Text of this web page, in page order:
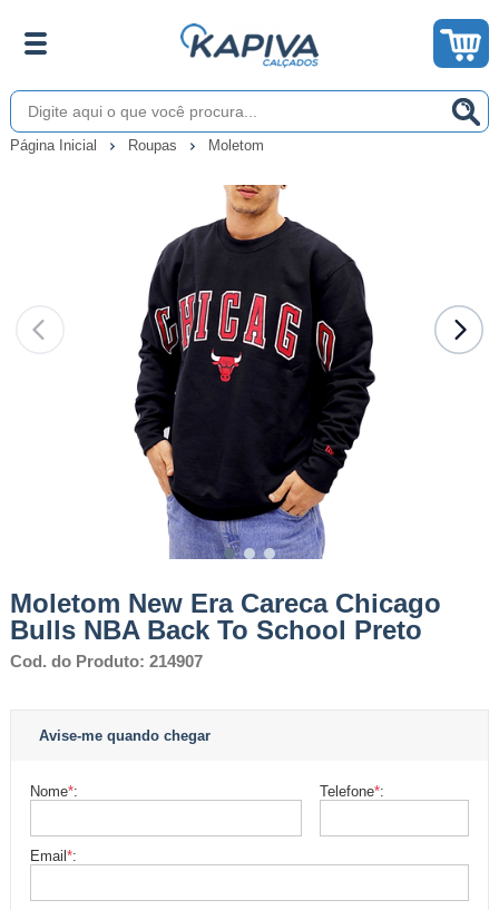
Página Inicial Roupas Moletom
Moletom New Era Careca Chicago
Bulls NBA Back To School Preto
Cod. do Produto: 214907
Avise-me quando chegar
Nome*: Telefone*:
Email*: